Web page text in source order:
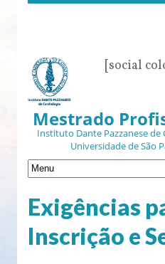
[social
Mestrado
Instituto Dante Pazzanese de
Universidade de São
Exigências
Inscrição e